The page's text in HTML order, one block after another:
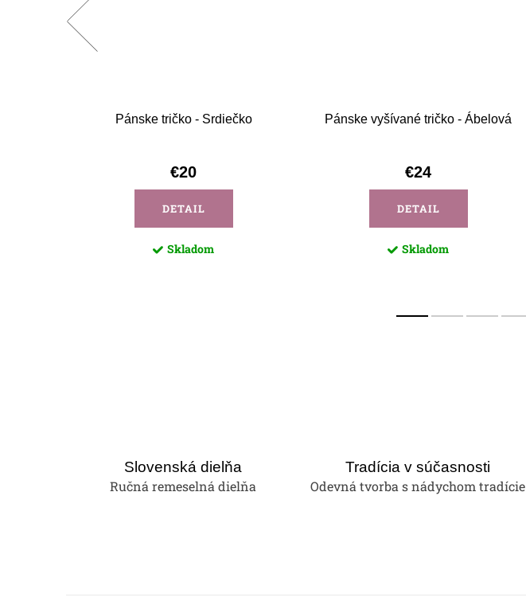
Pánske tričko - Srdiečko
€20
DETAIL
Skladom
Pánske vyšívané tričko - Ábelová
€24
DETAIL
Skladom
Slovenská dielňa
Ručná remeselná dielňa
Tradícia v súčasnosti
Odevná tvorba s nádychom tradície